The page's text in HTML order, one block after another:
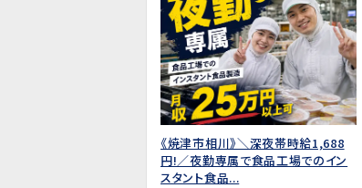
《焼津市相川》＼深夜帯時給1,688
円!／夜勤専属で食品工場でのイン
スタント食品...